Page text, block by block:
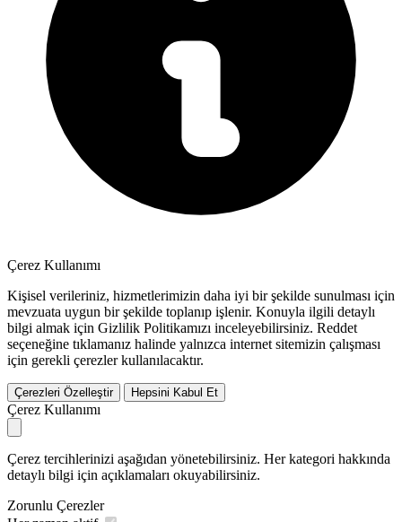
Çerez Kullanımı
Kişisel verileriniz, hizmetlerimizin daha iyi bir şekilde sunulması için
mevzuata uygun bir şekilde toplanıp işlenir. Konuyla ilgili detaylı
bilgi almak için Gizlilik Politikamızı inceleyebilirsiniz. Reddet
seçeneğine tıklamanız halinde yalnızca internet sitemizin çalışması
için gerekli çerezler kullanılacaktır.
Çerezleri Özelleştir Hepsini Kabul Et
Çerez Kullanımı
Çerez tercihlerinizi aşağıdan yönetebilirsiniz. Her kategori hakkında
detaylı bilgi için açıklamaları okuyabilirsiniz.
Zorunlu Çerezler